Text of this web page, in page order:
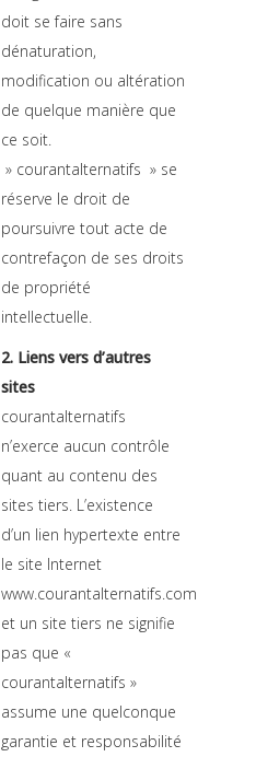
doit se faire sans
dénaturation,
modification ou altération
de quelque manière que
ce soit.
» courantalternatifs » se
réserve le droit de
poursuivre tout acte de
contrefaçon de ses droits
de propriété
intellectuelle.
2. Liens vers d’autres
sites
courantalternatifs
n’exerce aucun contrôle
quant au contenu des
sites tiers. L’existence
d’un lien hypertexte entre
le site Internet
www.courantalternatifs.com
et un site tiers ne signifie
pas que «
courantalternatifs »
assume une quelconque
garantie et responsabilité